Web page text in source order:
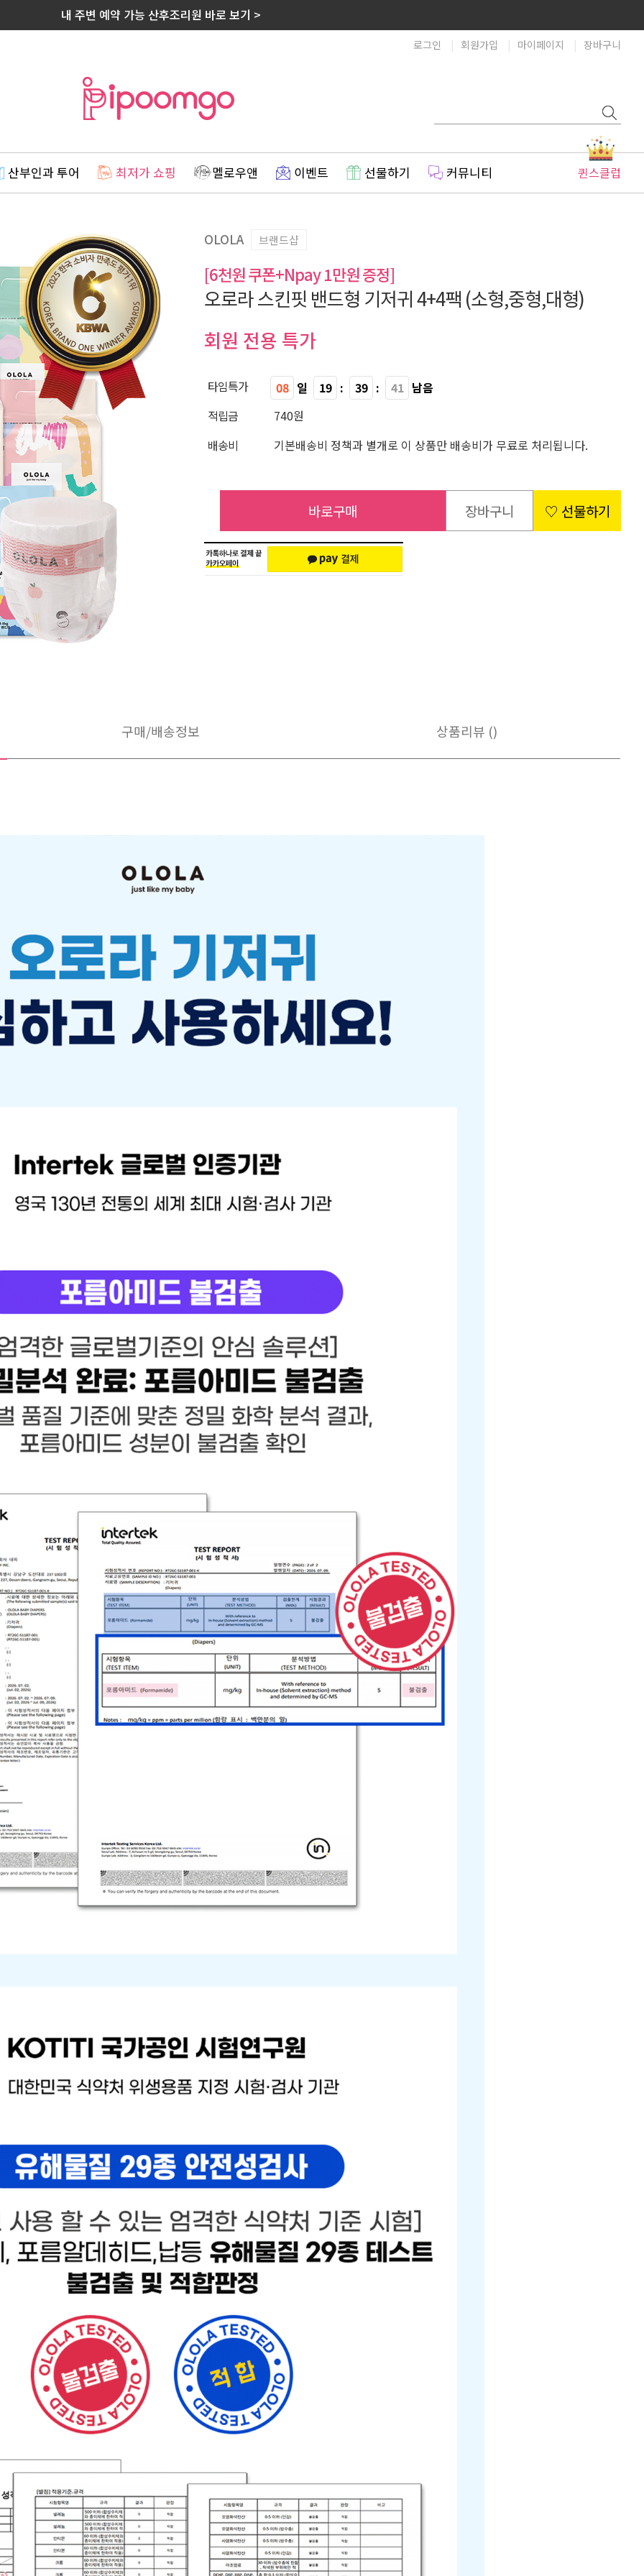
내 주변 예약 가능 산후조리원 바로 보기 >
로그인 회원가입 마이페이지 장바구니
산부인과 투어 최저가 쇼핑 멜로우앤 이벤트 선물하기 커뮤니티 퀸스클럽
OLOLA 브랜드샵
[6천원 쿠폰+Npay 1만원 증정]
오로라 스킨핏 밴드형 기저귀 4+4팩 (소형,중형,대형)
회원 전용 특가
타임특가 08 일 19 : 39 : 40 남음
적립금
740원
배송비
기본배송비 정책과 별개로 이 상품만 배송비가 무료로 처리됩니다.
바로구매 장바구니 ♡ 선물하기
구매/배송정보 상품리뷰 ()